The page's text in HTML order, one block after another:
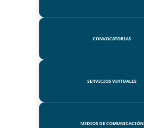
CONVOCATORIAS
SERVICIOS VIRTUALES
MEDIOS DE COMUNICACIÓN